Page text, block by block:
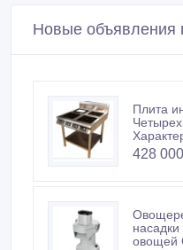
Новые объявления
Плита
428
овощей